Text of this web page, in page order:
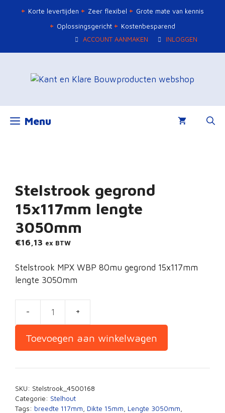
Korte levertijden Zeer flexibel
Grote mate van kennis
Oplossingsgericht
Kostenbesparend
ACCOUNT AANMAKEN
INLOGGEN
Menu
Stelstrook gegrond
15x117mm lengte
3050mm
€16,13 ex BTW
Stelstrook MPX WBP 80mu gegrond 15x117mm
lengte 3050mm
15x117mm
3050mm
Toevoegen aan winkelwagen
SKU: Stelstrook_4500168
Categorie: Stelhout
Tags: breedte 117mm Dikte 15mm Lengte 3050mm